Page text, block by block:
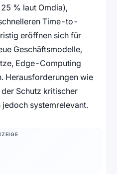
% laut Omdia),
Time-to-
eröffnen sich für
Geschäftsmodelle,
Edge-Computing
Herausforderungen wie
Schutz kritischer
systemrelevant.